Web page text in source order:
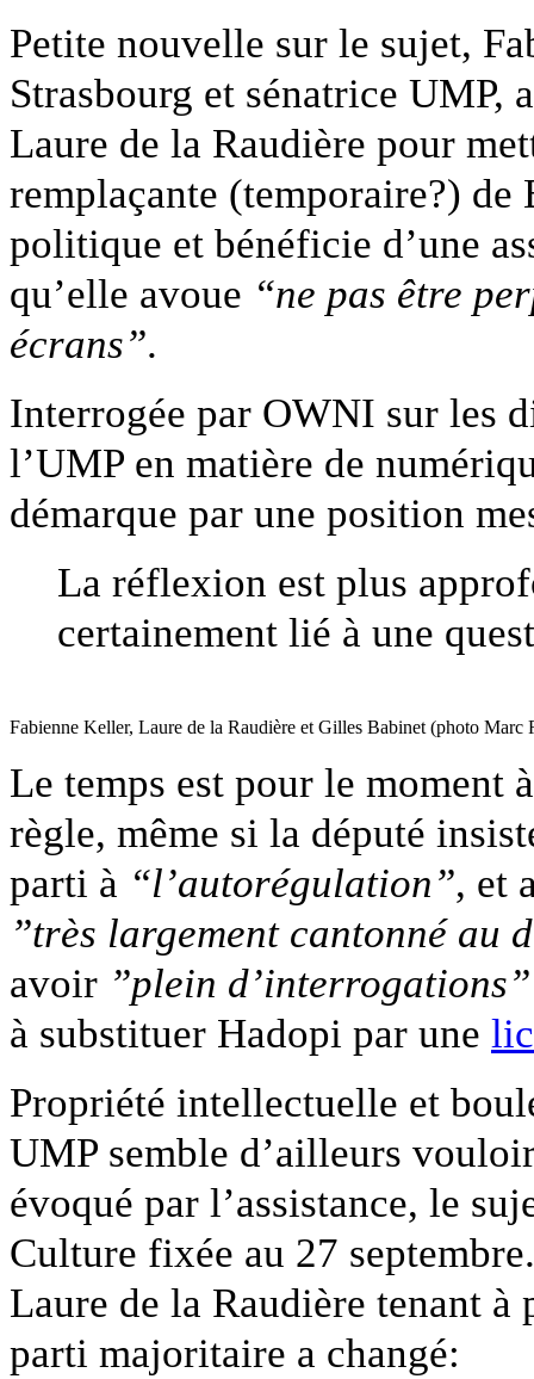
Petite nouvelle sur le sujet,
Strasbourg et sénatrice UMP,
Laure de la Raudière pour
remplaçante (temporaire?)
politique et bénéficie d’une
qu’elle avoue “ne pas être
écrans”.
Interrogée par OWNI sur les
l’UMP en matière de
démarque par une position
La réflexion est plus
certainement lié à une
Fabienne Keller, Laure de la Raudière et Gilles Babinet (photo Marc
Le temps est pour le moment
règle, même si la député
parti à “l’autorégulation”, et
”très largement cantonné au
avoir ”plein d’interrogations”
à substituer Hadopi par une
Propriété intellectuelle et
UMP semble d’ailleurs
évoqué par l’assistance, le
Culture fixée au 27
Laure de la Raudière tenant
parti majoritaire a changé: